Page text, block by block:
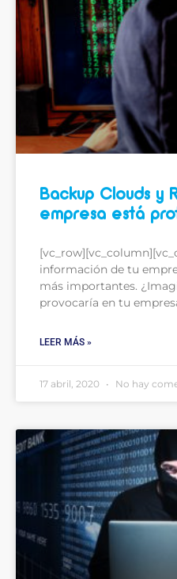
Backup Clouds y
empresa está
información de tu
más importantes.
provocaría en tu
LEER MÁS »
17 abril, 2020 No hay